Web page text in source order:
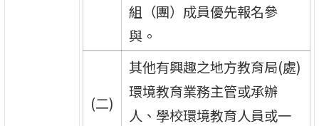
組（團）成員優先報名參
與。
(二)
其他有興趣之地方教育局(處)
環境教育業務主管或承辦
人、學校環境教育人員或一